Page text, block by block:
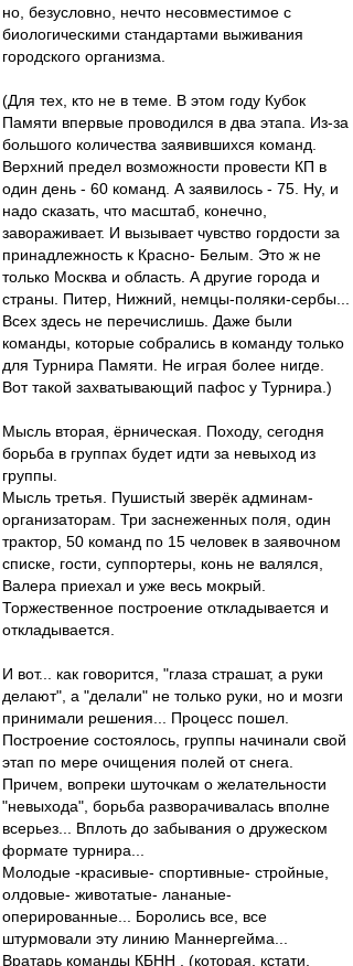
но, безусловно, нечто несовместимое с
биологическими стандартами выживания
городского организма.
(Для тех, кто не в теме. В этом году Кубок
Памяти впервые проводился в два этапа. Из-за
большого количества заявившихся команд.
Верхний предел возможности провести КП в
один день - 60 команд. А заявилось - 75. Ну, и
надо сказать, что масштаб, конечно,
завораживает. И вызывает чувство гордости за
принадлежность к Красно- Белым. Это ж не
только Москва и область. А другие города и
страны. Питер, Нижний, немцы-поляки-сербы...
Всех здесь не перечислишь. Даже были
команды, которые собрались в команду только
для Турнира Памяти. Не играя более нигде.
Вот такой захватывающий пафос у Турнира.)
Мысль вторая, ёрническая. Походу, сегодня
борьба в группах будет идти за невыход из
группы.
Мысль третья. Пушистый зверёк админам-
организаторам. Три заснеженных поля, один
трактор, 50 команд по 15 человек в заявочном
списке, гости, суппортеры, конь не валялся,
Валера приехал и уже весь мокрый.
Торжественное построение откладывается и
откладывается.
И вот... как говорится, "глаза страшат, а руки
делают", а "делали" не только руки, но и мозги
принимали решения... Процесс пошел.
Построение состоялось, группы начинали свой
этап по мере очищения полей от снега.
Причем, вопреки шуточкам о желательности
"невыхода", борьба разворачивалась вполне
всерьез... Вплоть до забывания о дружеском
формате турнира...
Молодые -красивые- спортивные- стройные,
олдовые- животатые- лананые-
оперированные... Боролись все, все
штурмовали эту линию Маннергейма...
Вратарь команды КБНН , (которая, кстати,